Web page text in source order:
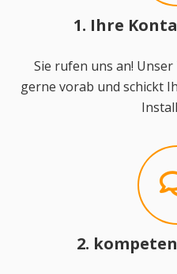
1. Ihre
Sie rufen uns an!
gerne vorab und schickt
2.